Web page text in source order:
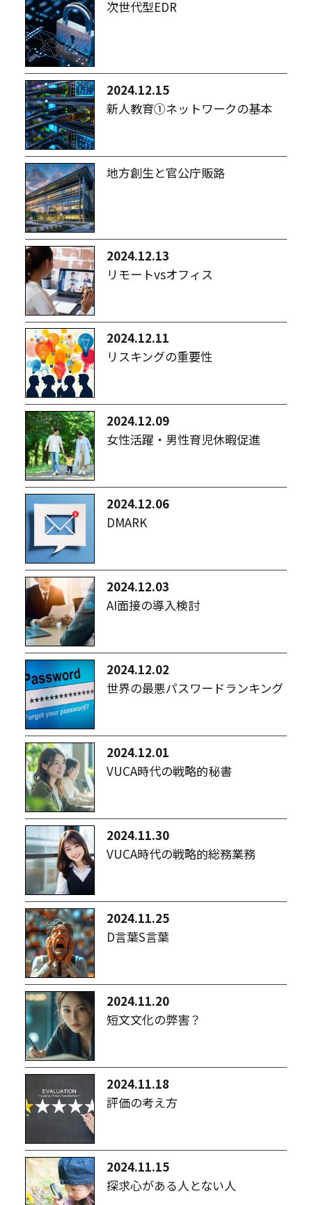
次世代型EDR
2024.12.15
新人教育①ネットワークの基本
地方創生と官公庁販路
2024.12.13
リモートvsオフィス
2024.12.11
リスキングの重要性
2024.12.09
女性活躍・男性育児休暇促進
2024.12.06
DMARK
2024.12.03
AI面接の導入検討
2024.12.02
世界の最悪パスワードランキング
2024.12.01
VUCA時代の戦略的秘書
2024.11.30
VUCA時代の戦略的総務業務
2024.11.25
D言葉S言葉
2024.11.20
短文文化の弊害？
2024.11.18
評価の考え方
2024.11.15
探求心がある人とない人